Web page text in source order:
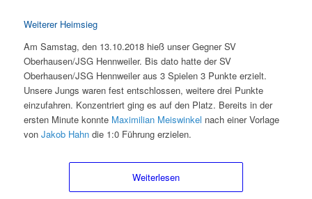
Weiterer Heimsieg
Am Samstag, den 13.10.2018 hieß unser Gegner SV
Oberhausen/JSG Hennweiler. Bis dato hatte der SV
Oberhausen/JSG Hennweiler aus 3 Spielen 3 Punkte erzielt.
Unsere Jungs waren fest entschlossen, weitere drei Punkte
einzufahren. Konzentriert ging es auf den Platz. Bereits in der
ersten Minute konnte Maximilian Meiswinkel nach einer Vorlage
von Jakob Hahndie 1:0 Führung erzielen.
Weiterlesen